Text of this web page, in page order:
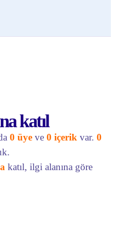
katıl
0 üye ve 0 içerik var. 0
katıl, ilgi alanına göre